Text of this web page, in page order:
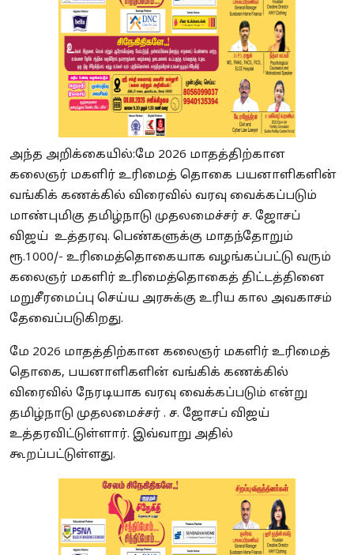
அந்த அறிக்கையில்:மே 2026 மாதத்திற்கான
கலைஞர் மகளிர் உரிமைத் தொகை பயனாளிகளின்
வங்கிக் கணக்கில் விரைவில் வரவு வைக்கப்படும்
மாண்புமிகு தமிழ்நாடு முதலமைச்சர் ச. ஜோசப்
விஜய் உத்தரவு. பெண்களுக்கு மாதந்தோறும்
ரூ.1000/- உரிமைத்தொகையாக வழங்கப்பட்டு வரும்
கலைஞர் மகளிர் உரிமைத்தொகைத் திட்டத்தினை
மறுசீரமைப்பு செய்ய அரசுக்கு உரிய கால அவகாசம்
தேவைப்படுகிறது.
மே 2026 மாதத்திற்கான கலைஞர் மகளிர் உரிமைத்
தொகை, பயனாளிகளின் வங்கிக் கணக்கில்
விரைவில் நேரடியாக வரவு வைக்கப்படும் என்று
தமிழ்நாடு முதலமைச்சர் . ச. ஜோசப் விஜய்
உத்தரவிட்டுள்ளார். இவ்வாறு அதில்
கூறப்பட்டுள்ளது.